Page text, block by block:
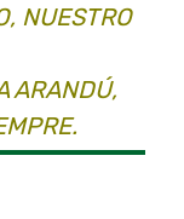
NUESTRO
ARANDÚ,